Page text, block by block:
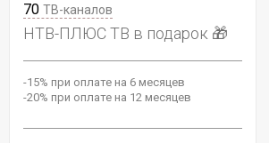
70 ТВ-каналов
НТВ-ПЛЮС ТВ в подарок 🎁
-15% при оплате на 6 месяцев
-20% при оплате на 12 месяцев